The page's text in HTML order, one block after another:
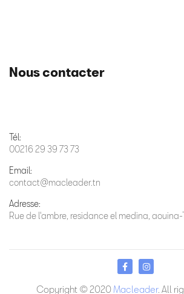
Nous contacter
Tél:
00216 29 39 73 73
Email:
contact@macleader.tn
Adresse:
Rue de l'ambre, residance el medina, aouina-
Copyright © 2020 Macleader. All